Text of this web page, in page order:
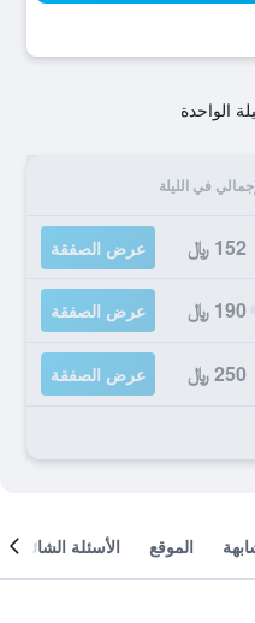
الواحدة
في الليلة
152 ﷼ عرض الصفقة
190 ﷼ عرض الصفقة
250 ﷼ عرض الصفقة
الموقع الأسئلة الشائعة